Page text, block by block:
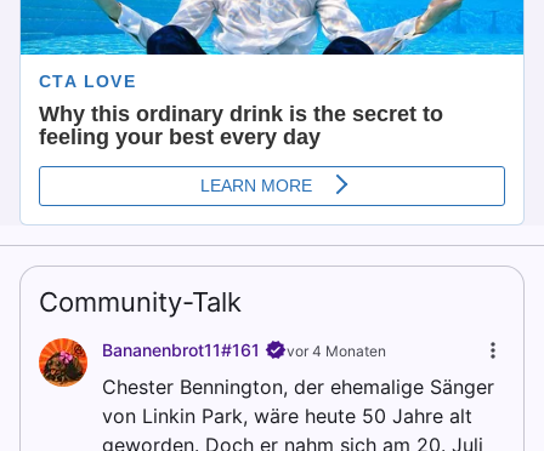
Community-Talk
Bananenbrot11#161 vor 4 Monaten
Chester Bennington, der ehemalige Sänger
von Linkin Park, wäre heute 50 Jahre alt
geworden. Doch er nahm sich am 20. Juli